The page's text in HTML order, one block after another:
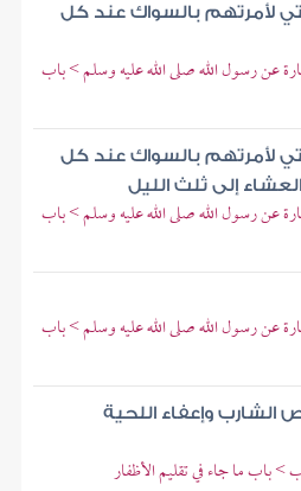
لأمرتهم بالسواك عند كل
عن رسول الله صلى الله عليه وسلم > باب
لأمرتهم بالسواك عند كل
إلى ثلث الليل
عن رسول الله صلى الله عليه وسلم > باب
عن رسول الله صلى الله عليه وسلم > باب
وإعفاء اللحية
باب ما جاء في تقليم الأظفار